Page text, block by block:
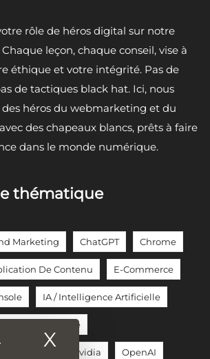
rôle de héros digital sur notre
Chaque leçon, chaque conseil, vise à
éthique et votre intégrité. Pas de
de tactiques black hat. Ici, nous
des héros du webmarketing et du
des chapeaux blancs, prêts à faire
dans le monde numérique.
thématique
Marketing ChatGPT Chrome
De Contenu E-Commerce
IA / Intelligence Artificielle
De Langage
Google Nvidia OpenAI
X Masquer le